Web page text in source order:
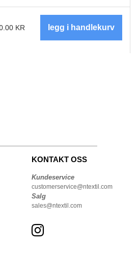
KR
KONTAKT OSS
Kundeservice
customerservice@ntextil.com
Salg
sales@ntextil.com